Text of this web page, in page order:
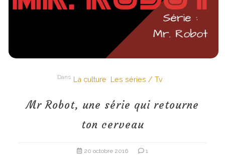
Dans La culture Les séries / Tv
Mr Robot, une série qui retourne
ton cerveau
20 octobre 2016 1